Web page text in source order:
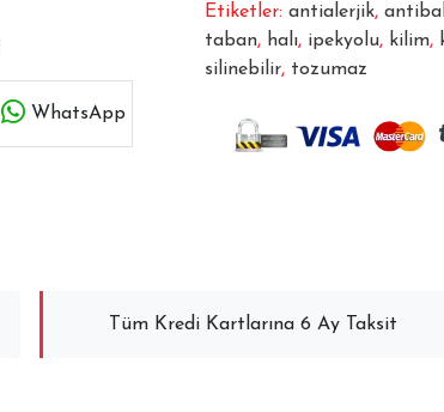
WhatsApp
Etiketler: antialerjik,
taban, halı, ipekyolu, kilim,
silinebilir, tozumaz
Tüm Kredi Kartlarına 6 Ay Taksit